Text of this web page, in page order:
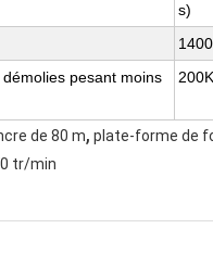
s)
pesant moins
de 80 m, plate-forme de
tr/min